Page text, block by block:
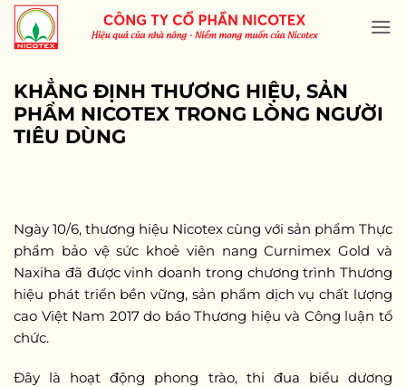
Skip
content
KHẲNG ĐỊNH THƯƠNG HIỆU, SẢN
PHẨM NICOTEX TRONG LÒNG NGƯỜI
TIÊU DÙNG
Ngày 10/6, thương hiệu Nicotex cùng với sản phẩm Thực
phẩm bảo vệ sức khoẻ viên nang Curnimex Gold và
Naxiha đã được vinh doanh trong chương trình Thương
hiệu phát triển bền vững, sản phẩm dịch vụ chất lượng
cao Việt Nam 2017 do báo Thương hiệu và Công luận tổ
chức.
Đây là hoạt động phong trào, thi đua biểu dương